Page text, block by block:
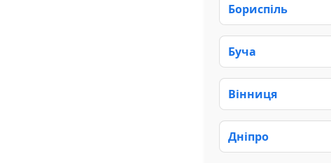
Бориспіль
Буча
Вінниця
Дніпро